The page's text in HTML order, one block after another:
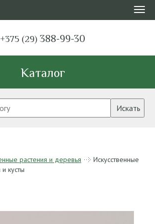
+375 (29) 388-99-30
Каталог
Искать
растения и деревья
Искусственные
кусты